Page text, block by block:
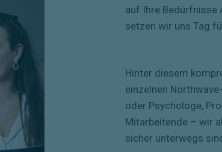
auf Ihre Bedürfnisse
setzen wir uns Tag
Hinter diesem
einzelnen
oder Psychologe,
Mitarbeitende – wir
sicher unterwegs